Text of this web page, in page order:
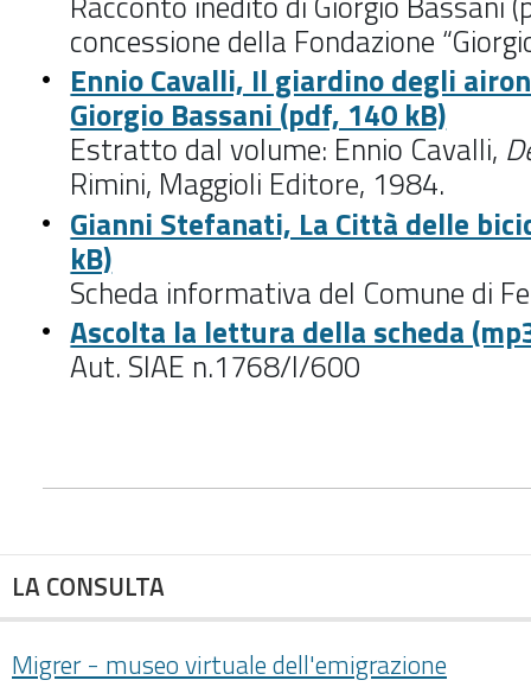
concessione della Fondazione
Ennio Cavalli, Il giardino degli
Giorgio Bassani (pdf, 140 kB)
Estratto dal volume: Ennio Cavalli,
Rimini, Maggioli Editore, 1984.
Gianni Stefanati, La Città delle
kB)
Scheda informativa del Comune di
Ascolta la lettura della scheda
Aut. SIAE n.1768/I/600
LA CONSULTA
Migrer - museo virtuale dell'emigrazione